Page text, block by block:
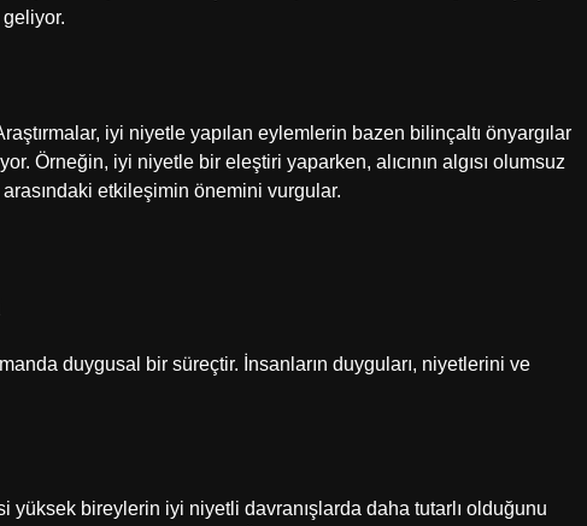
iyi niyetle yapılan eylemlerin bazen bilinçaltı önyargılar
Örneğin, iyi niyetle bir eleştiri yaparken, alıcının algısı olumsuz
arasındaki etkileşimin önemini vurgular.
duygusal bir süreçtir. İnsanların duyguları, niyetlerini ve
yüksek bireylerin iyi niyetli davranışlarda daha tutarlı olduğunu